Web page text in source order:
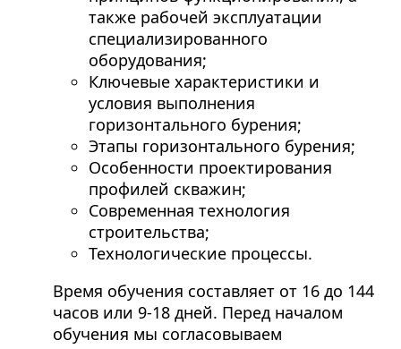
также рабочей эксплуатации
специализированного
оборудования;
Ключевые характеристики и
условия выполнения
горизонтального бурения;
Этапы горизонтального бурения;
Особенности проектирования
профилей скважин;
Современная технология
строительства;
Технологические процессы.
Время обучения составляет от 16 до 144
часов или 9-18 дней. Перед началом
обучения мы согласовываем